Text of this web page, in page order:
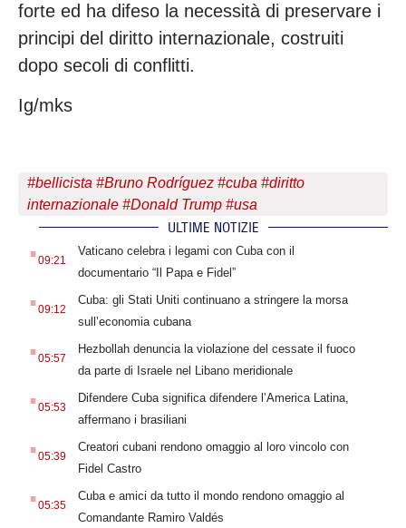
forte ed ha difeso la necessità di preservare i
principi del diritto internazionale, costruiti
dopo secoli di conflitti.
Ig/mks
#bellicista #Bruno Rodríguez #cuba #diritto
internazionale #Donald Trump #usa
ULTIME NOTIZIE
.09:21
Vaticano celebra i legami con Cuba con il
documentario “Il Papa e Fidel”
.09:12
Cuba: gli Stati Uniti continuano a stringere la morsa
sull’economia cubana
.05:57
Hezbollah denuncia la violazione del cessate il fuoco
da parte di Israele nel Libano meridionale
.05:53
Difendere Cuba significa difendere l’America Latina,
affermano i brasiliani
.05:39
Creatori cubani rendono omaggio al loro vincolo con
Fidel Castro
.05:35
Cuba e amici da tutto il mondo rendono omaggio al
Comandante Ramiro Valdés